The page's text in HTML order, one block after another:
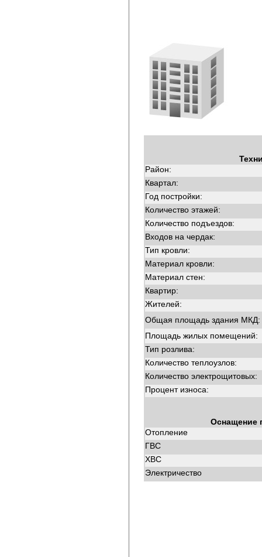
Район:
Квартал:
Год постройки:
Количество этажей:
Количество подъездов:
Входов на чердак:
Тип кровли:
Материал кровли:
Материал стен:
Квартир:
Жителей:
Общая площадь здания МКД:
Площадь жилых помещений:
Тип розлива:
Количество теплоузлов:
Количество электрощитовых:
Процент износа:
Оснащение
Отопление
ГВС
ХВС
Электричество